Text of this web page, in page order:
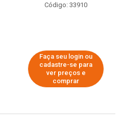
Código: 33910
Faça seu login ou
cadastre-se para
ver preços e
comprar